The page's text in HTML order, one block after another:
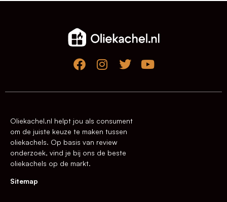
Oliekachel.nl helpt jou als consument
om de juiste keuze te maken tussen
oliekachels. Op basis van review
onderzoek, vind je bij ons de beste
oliekachels op de markt.
Sitemap